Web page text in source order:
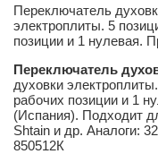
Переключатель
электроплиты. 5
позиции и 1 нулевая.
Переключатель
духовки
рабочих позиции и 1
(Испания). Подходит
Shtain и др. Аналоги:
850512К